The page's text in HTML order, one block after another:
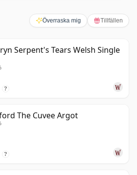
Överraska mig Tillfällen
Serpent's Tears Welsh Single
?
The Cuvee Argot
?